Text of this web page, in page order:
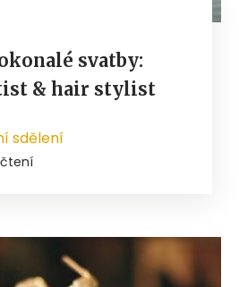
svatby:
& hair stylist
sdělení